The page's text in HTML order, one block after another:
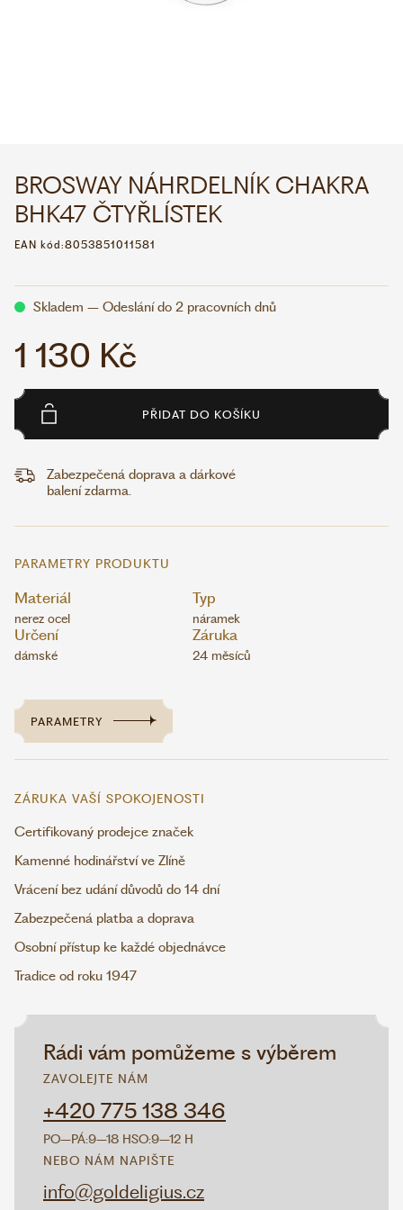
Rádi vám pomůžeme s výběrem
ZAVOLEJTE NÁM
+420 775 138 346
PO–PÁ:9–18 HSO:9–12 H
NEBO NÁM NAPIŠTE
info@goldeligius.cz
BROSWAY NÁHRDELNÍK CHAKRA
BHK47 ČTYŘLÍSTEK
EAN kód:8053851011581
Skladem – Odeslání do 2 pracovních dnů
1 130 Kč
PŘIDAT DO KOŠÍKU
Zabezpečená doprava a dárkové
balení zdarma.
PARAMETRY PRODUKTU
Materiál
nerez ocel
Typ
náramek
Určení
dámské
Záruka
24 měsíců
PARAMETRY
ZÁRUKA VAŠÍ SPOKOJENOSTI
Certifikovaný prodejce značek
Kamenné hodinářství ve Zlíně
Vrácení bez udání důvodů do 14 dní
Zabezpečená platba a doprava
Osobní přístup ke každé objednávce
Tradice od roku 1947